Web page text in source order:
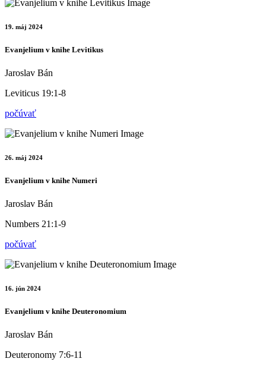
19. máj 2024
Evanjelium v knihe Levitikus
Jaroslav Bán
Leviticus 19:1-8
počúvať
26. máj 2024
Evanjelium v knihe Numeri
Jaroslav Bán
Numbers 21:1-9
počúvať
16. jún 2024
Evanjelium v knihe Deuteronomium
Jaroslav Bán
Deuteronomy 7:6-11